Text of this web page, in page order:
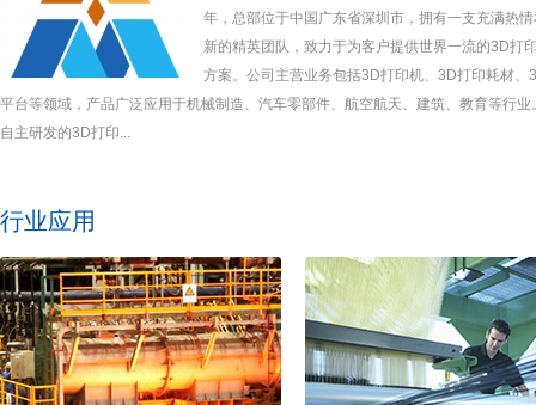
年，总部位于中国广东省深圳市，拥有一支充满热
新的精英团队，致力于为客户提供世界一流的3D打
方案。公司主营业务包括3D打印机、3D打印耗材、
平台等领域，产品广泛应用于机械制造、汽车零部件、航空航天、建筑、教育等行业
自主研发的3D打印...
行业应用